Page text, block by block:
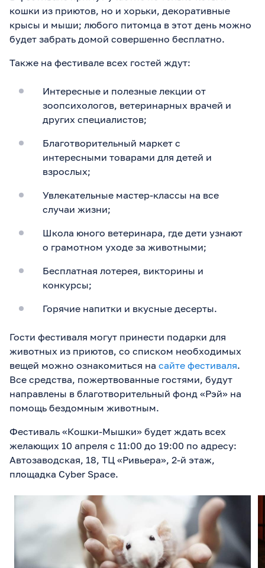
кошки из приютов, но и хорьки, декоративные
крысы и мыши; любого питомца в этот день можно
будет забрать домой совершенно бесплатно.
Также на фестивале всех гостей ждут:
Интересные и полезные лекции от
зоопсихологов, ветеринарных врачей и
других специалистов;
Благотворительный маркет с
интересными товарами для детей и
взрослых;
Увлекательные мастер-классы на все
случаи жизни;
Школа юного ветеринара, где дети узнают
о грамотном уходе за животными;
Бесплатная лотерея, викторины и
конкурсы;
Горячие напитки и вкусные десерты.
Гости фестиваля могут принести подарки для
животных из приютов, со списком необходимых
вещей можно ознакомиться на сайте фестиваля.
Все средства, пожертвованные гостями, будут
направлены в благотворительный фонд «Рэй» на
помощь бездомным животным.
Фестиваль «Кошки-Мышки» будет ждать всех
желающих 10 апреля с 11:00 до 19:00 по адресу:
Автозаводская, 18, ТЦ «Ривьера», 2-й этаж,
площадка Cyber Space.